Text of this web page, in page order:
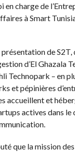
en charge de
à Smart
présentation de
d’El Ghazala
Technopark – en
et pépinières
accueillent et
actives dans le
que la mission